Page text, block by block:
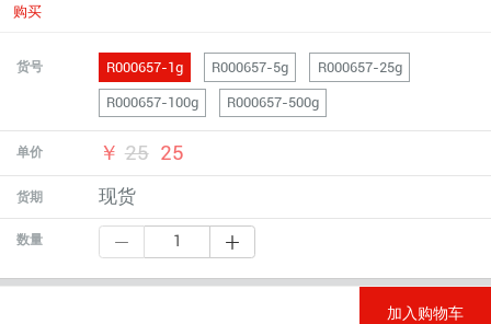
购买
货号 R000657-1g R000657-5g R000657-25g
R000657-100g R000657-500g
单价 ￥ 25 25
货期 现货
数量
加入购物车